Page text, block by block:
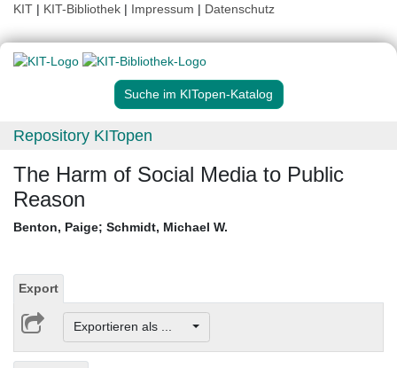
KIT | KIT-Bibliothek | Impressum | Datenschutz
Suche im KITopen-Katalog
Repository KITopen
The Harm of Social Media to Public
Reason
Benton, Paige; Schmidt, Michael W.
Export
Exportieren als ...